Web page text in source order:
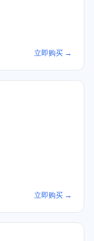
立即购买 →
立即购买 →